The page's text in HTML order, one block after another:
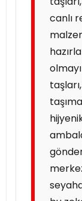
canlı